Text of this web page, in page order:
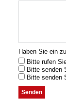
Haben Sie ein
Bitte rufen
Bitte senden
Bitte senden